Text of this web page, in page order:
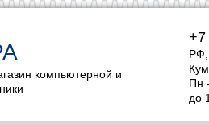
компьютерной и
+7
РФ,
Пн
до